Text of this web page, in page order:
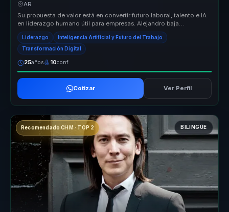
negocio.
AR
Su propuesta de valor está en convertir futuro laboral, talento e IA
en liderazgo humano útil para empresas. Alejandro baja
tendencias y ...
Liderazgo Inteligencia Artificial y Futuro del Trabajo
Transformación Digital
25años 10conf.
Cotizar Ver Perfil
Recomendado CHM · TOP 2 BILINGÜE